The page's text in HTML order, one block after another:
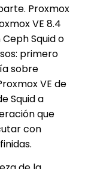
Proxmox
VE 8.4
Squid o
primero
sobre
VE de
Squid a
que
con